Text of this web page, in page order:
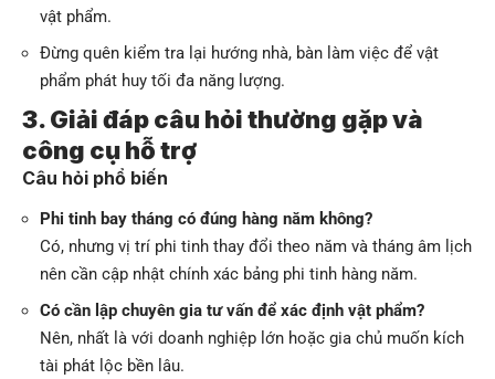
vật phẩm.
Đừng quên kiểm tra lại hướng nhà, bàn làm việc để vật
phẩm phát huy tối đa năng lượng.
3. Giải đáp câu hỏi thường gặp và
công cụ hỗ trợ
Câu hỏi phổ biến
Phi tinh bay tháng có đúng hàng năm không?
Có, nhưng vị trí phi tinh thay đổi theo năm và tháng âm lịch
nên cần cập nhật chính xác bảng phi tinh hàng năm.
Có cần lập chuyên gia tư vấn để xác định vật phẩm?
Nên, nhất là với doanh nghiệp lớn hoặc gia chủ muốn kích
tài phát lộc bền lâu.